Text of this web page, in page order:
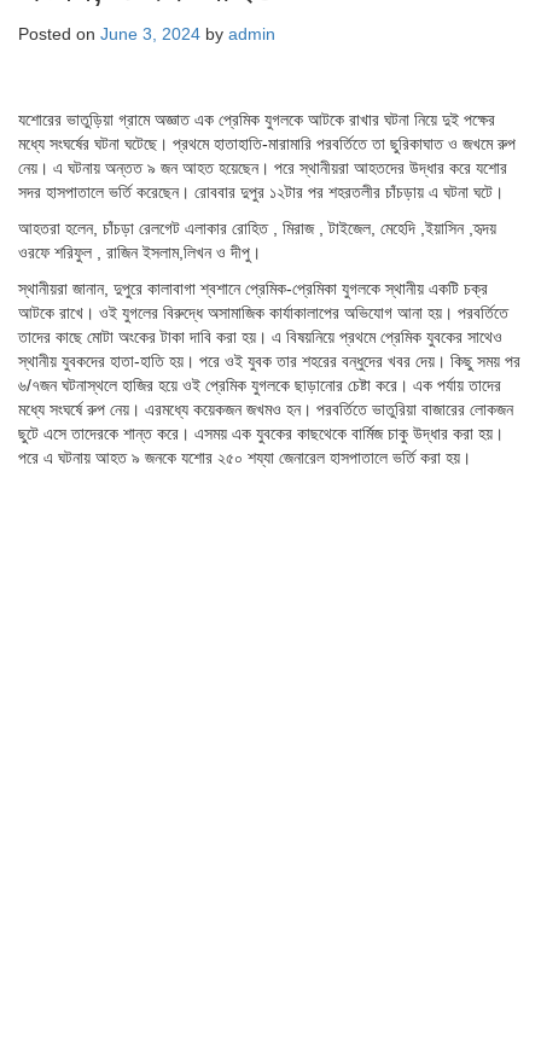
Posted on June 3, 2024 by admin
যশোরের ভাতুড়িয়া গ্রামে অজ্ঞাত এক প্রেমিক যুগলকে আটকে রাখার ঘটনা নিয়ে দুই পক্ষের
মধ্যে সংঘর্ষের ঘটনা ঘটেছে। প্রথমে হাতাহাতি-মারামারি পরবর্তিতে তা ছুরিকাঘাত ও জখমে রুপ
নেয়। এ ঘটনায় অন্তত ৯ জন আহত হয়েছেন। পরে স্থানীয়রা আহতদের উদ্ধার করে যশোর
সদর হাসপাতালে ভর্তি করেছেন। রোববার দুপুর ১২টার পর শহরতলীর চাঁচড়ায় এ ঘটনা ঘটে।
আহতরা হলেন, চাঁচড়া রেলগেট এলাকার রোহিত , মিরাজ , টাইজেল, মেহেদি ,ইয়াসিন ,হৃদয়
ওরফে শরিফুল , রাজিন ইসলাম,লিখন ও দীপু।
স্থানীয়রা জানান, দুপুরে কালাবাগা শ্বশানে প্রেমিক-প্রেমিকা যুগলকে স্থানীয় একটি চক্র
আটকে রাখে। ওই যুগলের বিরুদ্ধে অসামাজিক কার্যাকালাপের অভিযোগ আনা হয়। পরবর্তিতে
তাদের কাছে মোটা অংকের টাকা দাবি করা হয়। এ বিষয়নিয়ে প্রথমে প্রেমিক যুবকের সাথেও
স্থানীয় যুবকদের হাতা-হাতি হয়। পরে ওই যুবক তার শহরের বন্ধুদের খবর দেয়। কিছু সময় পর
৬/৭জন ঘটনাস্থলে হাজির হয়ে ওই প্রেমিক যুগলকে ছাড়ানোর চেষ্টা করে। এক পর্যায় তাদের
মধ্যে সংঘর্ষে রুপ নেয়। এরমধ্যে কয়েকজন জখমও হন। পরবর্তিতে ভাতুরিয়া বাজারের লোকজন
ছুটে এসে তাদেরকে শান্ত করে। এসময় এক যুবকের কাছথেকে বার্মিজ চাকু উদ্ধার করা হয়।
পরে এ ঘটনায় আহত ৯ জনকে যশোর ২৫০ শয্যা জেনারেল হাসপাতালে ভর্তি করা হয়।